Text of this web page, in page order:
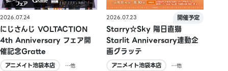
2026.07.24
にじさんじ VOLTACTION
4th Anniversary フェア開
催記念Gratte
アニメイト池袋本店
…他
2026.07.23
Starry☆Sky 陽日直獅
Starlit Anniversary連動企
画グラッテ
アニメイト池袋本店
…他